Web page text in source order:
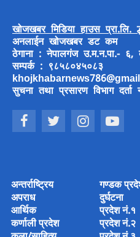
खोजखबर मिडिया हाउस प्रा.लि.
अनलाईन खोजखबर डट कम
ठेगाना : नेपालगंज उ.म.न.पा.- ६,
सम्पर्क : ९८५८०४५०८३
सुचना तथा प्रसारण विभाग
अन्तर्राष्ट्रिय
अपराध
आर्थिक
कर्णाली प्रदेश
गण्डक
दुर्घटना
प्रदेश नं.१
प्रदेश नं.२